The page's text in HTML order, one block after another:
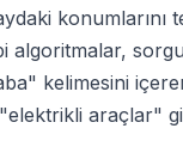
konumlarını
kelimesini
araçlar"